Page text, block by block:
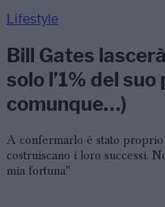
Lifestyle
Bill Gates
solo l’1% del
comunque…)
A confermarlo è stato
costruiscano i loro successi.
mia fortuna"